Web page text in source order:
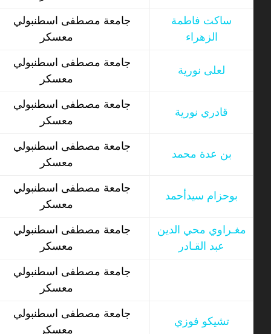
جامعة مصطفى اسطنبولي
ساكت فاطمة
الزهراء
جامعة مصطفى اسطنبولي
لعلى نورية
جامعة مصطفى اسطنبولي
قادري نورية
جامعة مصطفى اسطنبولي
بن عدة محمد
جامعة مصطفى اسطنبولي
بوحزام سيدأحمد
جامعة مصطفى اسطنبولي
مغـراوي محي الدين
عبد القـادر
جامعة مصطفى اسطنبولي
جامعة مصطفى اسطنبولي
تشيكو فوزي